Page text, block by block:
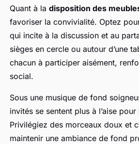
Quant à la disposition des
favoriser la convivialité. Optez
qui incite à la discussion et au
sièges en cercle ou autour d’une
chacun à participer aisément,
social.
Sous une musique de fond
invités se sentent plus à l’aise pour
Privilégiez des morceaux doux et
maintenir une ambiance de fond